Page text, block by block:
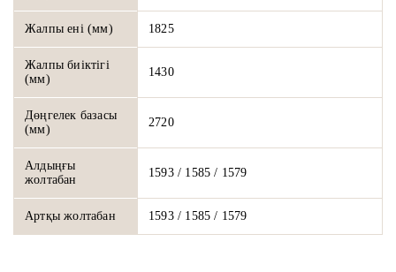
Жалпы ені (мм) 1825
Жалпы биіктігі
(мм)
1430
Дөңгелек базасы
(мм)
2720
Алдыңғы
жолтабан
1593 / 1585 / 1579
Артқы жолтабан 1593 / 1585 / 1579